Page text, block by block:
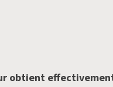
obtient